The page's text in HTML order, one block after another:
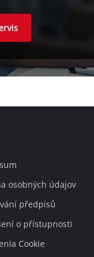
osobných údajov
předpisů
o přístupnosti
Cookie